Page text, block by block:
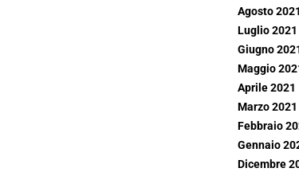
Agosto 2021
Luglio 2021
Giugno
Maggio
Aprile 2021
Marzo 2021
Febbraio
Gennaio
Dicembre